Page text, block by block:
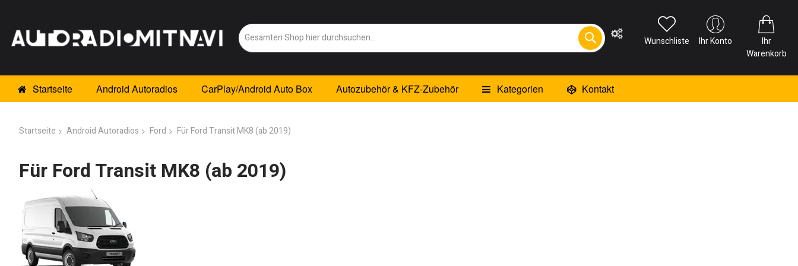
Wunschliste Ihr Konto
Ihr
Warenkorb
Startseite Android Autoradios CarPlay/Android Auto Box Autozubehör & KFZ-Zubehör Kategorien Kontakt
Startseite Android Autoradios Ford Für Ford Transit MK8 (ab 2019)
Für Ford Transit MK8 (ab 2019)